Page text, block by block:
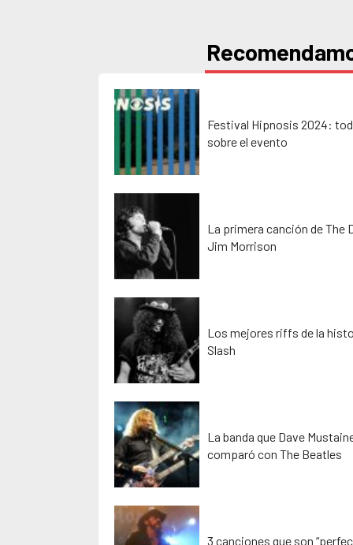
Festival Hipnosis 2024:
sobre el evento
La primera canción de The
Jim Morrison
Los mejores riffs de la
Slash
La banda que Dave
comparó con The Beatles
3 canciones que son